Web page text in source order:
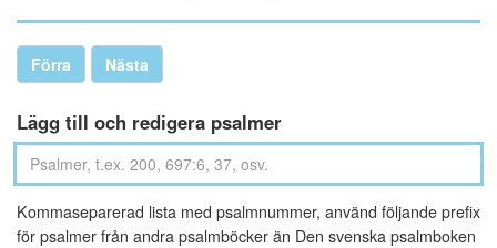
Förra Nästa
Lägg till och redigera psalmer
Kommaseparerad lista med psalmnummer, använd följande prefix
för psalmer från andra psalmböcker än Den svenska psalmboken